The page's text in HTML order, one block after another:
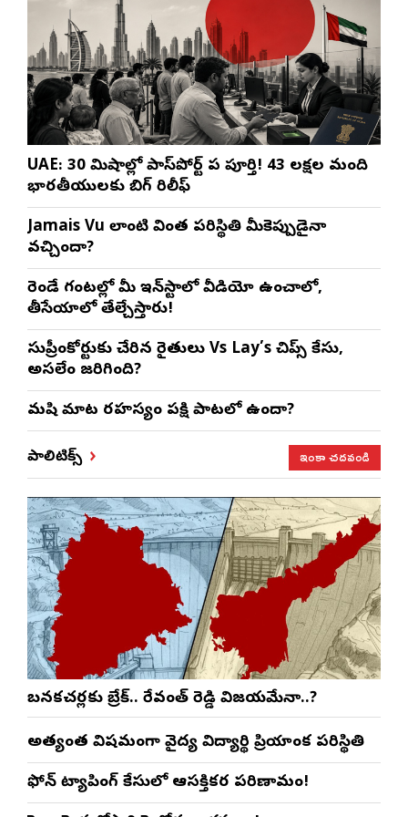
UAE: 30 నిమిషాల్లో పాస్‌పోర్ట్ పని పూర్తి! 43 లక్షల మంది
భారతీయులకు బిగ్ రిలీఫ్
Jamais Vu లాంటి వింత పరిస్థితి మీకెప్పుడైనా
వచ్చిందా?
రెండే గంటల్లో మీ ఇన్‌స్టాలో వీడియో ఉంచాలో,
తీసేయాలో తేల్చేస్తారు!
సుప్రీంకోర్టుకు చేరిన రైతులు Vs Lay’s చిప్స్‌ కేసు,
అసలేం జరిగింది?
మనిషి మాట రహస్యం పక్షి పాటలో ఉందా?
పాలిటిక్స్ ఇంకా చదవండి
బనకచర్లకు బ్రేక్.. రేవంత్ రెడ్డి విజయమేనా..?
అత్యంత విషమంగా వైద్య విద్యార్థిని ప్రియాంక పరిస్థితి
ఫోన్ ట్యాపింగ్ కేసులో ఆసక్తికర పరిణామం!